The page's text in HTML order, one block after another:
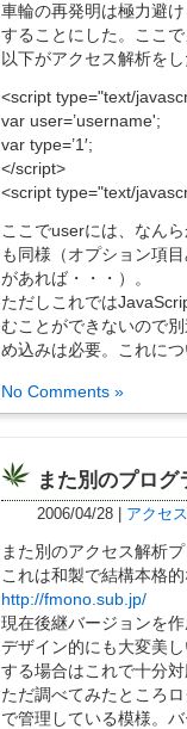
車輪の再発明は極力避
することにした。ここで
以下がアクセス解析を
<script type="text/
var user=’username';
var type=’1′;
</script>
<script type="text/
ここでuserには、なん
も同様（オプション項
があれば・・・）。
ただしこれでは
むことができないので
め込みは必要。これに
No Comments »
また別のプログ
2006/04/28 アクセ
また別のアクセス解析
これは和製で結構本格的
http://fmono.sub.jp/
現在後継バージョンを作
デザイン的にも大変美
する場合はこれで十分対
ただ調べてみたところ
で管理している模様。